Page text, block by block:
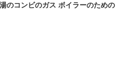
のコンビのガス ボイラーのための